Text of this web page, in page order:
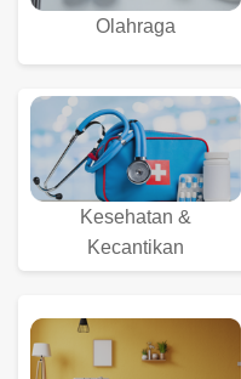
Olahraga
Kesehatan &
Kecantikan